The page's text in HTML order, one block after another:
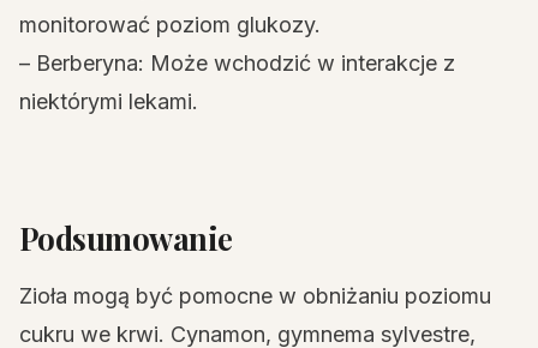
monitorować poziom glukozy.
– Berberyna: Może wchodzić w interakcje z
niektórymi lekami.
Podsumowanie
Zioła mogą być pomocne w obniżaniu poziomu
cukru we krwi. Cynamon, gymnema sylvestre,